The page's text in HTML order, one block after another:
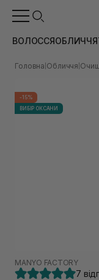
ВОЛОССЯОБЛИЧЧЯ
Головна Обличчя
-15%
ВИБІР ОКСАНИ
MANYO FACTORY
7